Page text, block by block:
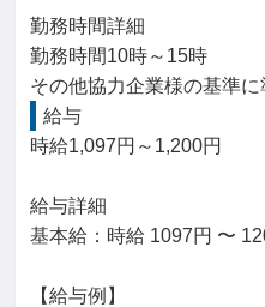
勤務時間詳細
勤務時間10時～15時
その他協力企業様の基準に
給与
時給1,097円～1,200円
給与詳細
基本給：時給 1097円 〜
【給与例】